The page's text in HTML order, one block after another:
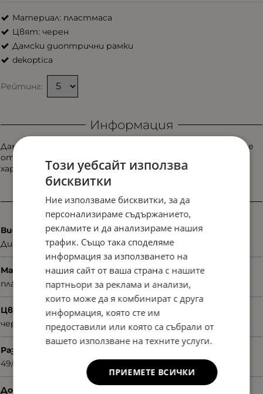
Материал: пластмаса
Цвят: черен
Дамски диоптрични рамки
dekoptica
Рейтинг:
Информация
Дамска диоптрична рамка Dekoptica Paris с вдъхновение
от съвременната градска мода. Изискана рамка с
характерно присъствие.
Характеристики
Вид
Диоптрични
Материал
пластмаса
Цвят
черен
Размер
49/17/145
Допълнителни аксесоари
Този уебсайт използва
бисквитки
Ние използваме бисквитки, за да
персонализираме съдържанието,
рекламите и да анализираме нашия
трафик. Също така споделяме
информация за използването на
нашия сайт от ваша страна с нашите
партньори за реклама и анализи,
които може да я комбинират с друга
информация, която сте им
предоставили или която са събрали от
вашето използване на техните услуги.
ПРИЕМЕТЕ ВСИЧКИ